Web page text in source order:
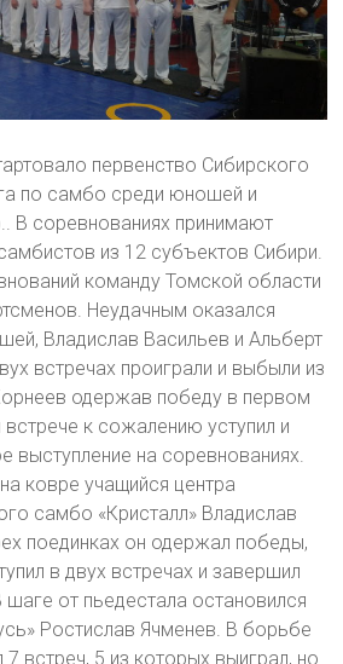
первенство Сибирского
по самбо среди юношей и
В соревнованиях принимают
из 12 субъектов Сибири.
команду Томской области
Неудачным оказался
Владислав Васильев и Альберт
встречах проиграли и выбыли из
одержав победу в первом
к сожалению уступил и
выступление на соревнованиях.
ковре учащийся центра
самбо «Кристалл» Владислав
поединках он одержал победы,
в двух встречах и завершил
от пьедестала остановился
Ростислав Ячменев. В борьбе
встреч, 5 из которых выиграл, но